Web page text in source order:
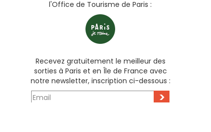
l'Office de Tourisme de Paris :
Recevez gratuitement le meilleur des
sorties à Paris et en Île de France avec
notre newsletter, inscription ci-dessous :
>